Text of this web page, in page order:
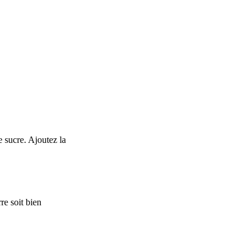
sucre. Ajoutez la
soit bien